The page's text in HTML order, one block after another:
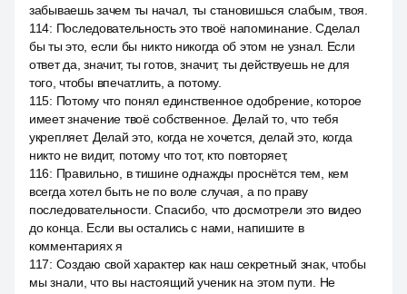
забываешь зачем ты начал, ты становишься слабым, твоя.
114: Последовательность это твоё напоминание. Сделал
бы ты это, если бы никто никогда об этом не узнал. Если
ответ да, значит, ты готов, значит, ты действуешь не для
того, чтобы впечатлить, а потому.
115: Потому что понял единственное одобрение, которое
имеет значение твоё собственное. Делай то, что тебя
укрепляет. Делай это, когда не хочется, делай это, когда
никто не видит, потому что тот, кто повторяет,
116: Правильно, в тишине однажды проснётся тем, кем
всегда хотел быть не по воле случая, а по праву
последовательности. Спасибо, что досмотрели это видео
до конца. Если вы остались с нами, напишите в
комментариях я
117: Создаю свой характер как наш секретный знак, чтобы
мы знали, что вы настоящий ученик на этом пути. Не